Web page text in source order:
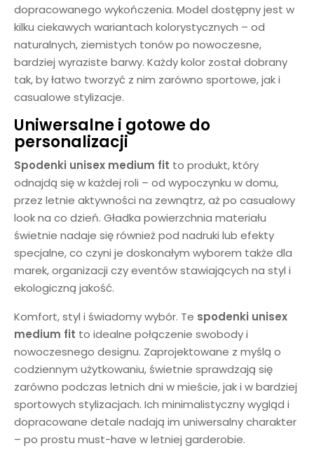
dopracowanego wykończenia. Model dostępny jest w
kilku ciekawych wariantach kolorystycznych – od
naturalnych, ziemistych tonów po nowoczesne,
bardziej wyraziste barwy. Każdy kolor został dobrany
tak, by łatwo tworzyć z nim zarówno sportowe, jak i
casualowe stylizacje.
Uniwersalne i gotowe do
personalizacji
Spodenki unisex medium fit to produkt, który
odnajdą się w każdej roli – od wypoczynku w domu,
przez letnie aktywności na zewnątrz, aż po casualowy
look na co dzień. Gładka powierzchnia materiału
świetnie nadaje się również pod nadruki lub efekty
specjalne, co czyni je doskonałym wyborem także dla
marek, organizacji czy eventów stawiających na styl i
ekologiczną jakość.
Komfort, styl i świadomy wybór. Te spodenki unisex
medium fit to idealne połączenie swobody i
nowoczesnego designu. Zaprojektowane z myślą o
codziennym użytkowaniu, świetnie sprawdzają się
zarówno podczas letnich dni w mieście, jak i w bardziej
sportowych stylizacjach. Ich minimalistyczny wygląd i
dopracowane detale nadają im uniwersalny charakter
– po prostu must-have w letniej garderobie.